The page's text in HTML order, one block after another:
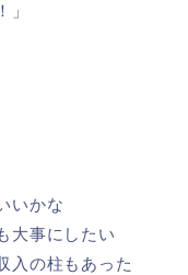
」
いかな
大事にしたい
入の柱もあった